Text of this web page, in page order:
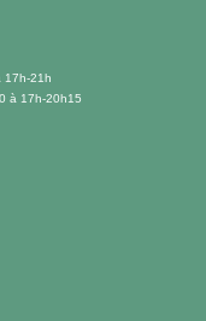
17h-21h
à 17h-20h15